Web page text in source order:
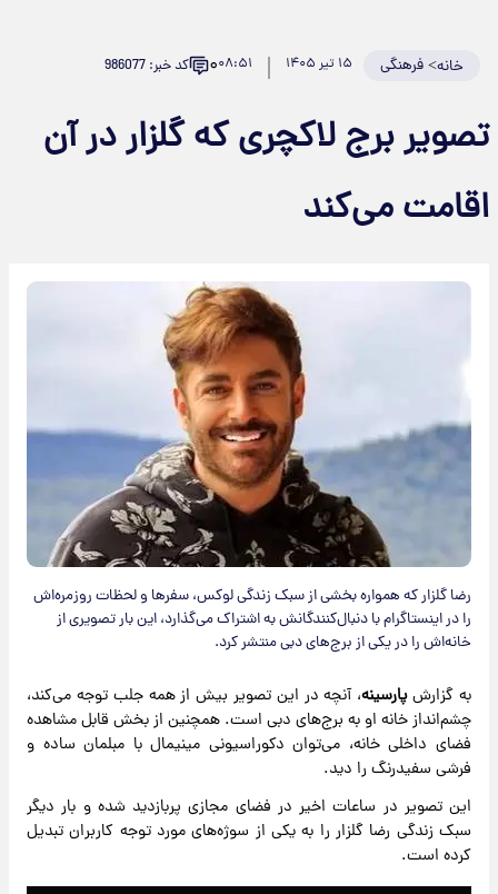
خانه>فرهنگی ۱۵ تیر ۱۴۰۵ ۰۸:۵۱۰ کد خبر: 986077
تصویر برج لاکچری که گلزار در آن
اقامت می‌کند
رضا گلزار که همواره بخشی از سبک زندگی لوکس، سفرها و لحظات روزمره‌اش
را در اینستاگرام با دنبال‌کنندگانش به اشتراک می‌گذارد، این بار تصویری از
خانه‌اش را در یکی از برج‌های دبی منتشر کرد.
به گزارشپارسینه، آنچه در این تصویر بیش از همه جلب توجه می‌کند،
چشم‌انداز خانه او به برج‌های دبی است. همچنین از بخش قابل مشاهده
فضای داخلی خانه، می‌توان دکوراسیونی مینیمال با مبلمان ساده و
فرشی سفیدرنگ را دید.
این تصویر در ساعات اخیر در فضای مجازی پربازدید شده و بار دیگر
سبک زندگی رضا گلزار را به یکی از سوژه‌های مورد توجه کاربران تبدیل
کرده است.